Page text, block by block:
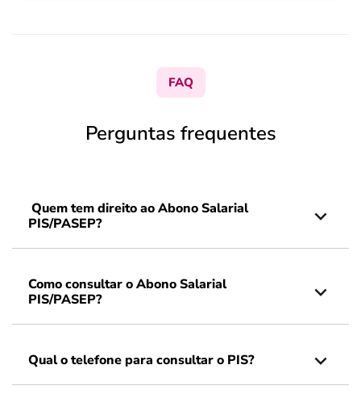
FAQ
Perguntas frequentes
Quem tem direito ao Abono Salarial
PIS/PASEP?
Como consultar o Abono Salarial
PIS/PASEP?
Qual o telefone para consultar o PIS?